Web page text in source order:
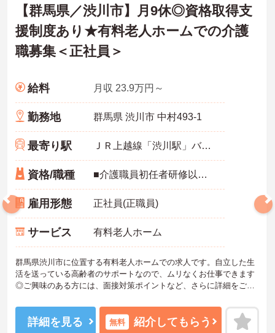
【群馬県／渋川市】月9休◎資格取得支
援制度あり★有料老人ホームでの介護
職募集＜正社員＞
給料 月収 23.9万円～
勤務地 群馬県 渋川市 中村493-1
最寄り駅 ＪＲ上越線「渋川駅」バス・車8分
資格/職種 ■介護職員初任者研修以上必須
雇用形態 正社員(正職員)
サービス 有料老人ホーム
群馬県渋川市に位置する有料老人ホームでの求人です。自立した生
活を送っている高齢者のサポートなので、ムリなくお仕事できます
◎ご興味のある方には、面接対策ポイントなど、さらに詳細をご案
詳細を見る 無料 紹介してもらう